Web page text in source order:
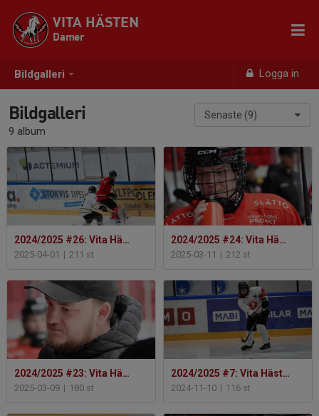
Bildgalleri Logga in
VITA HÄSTEN
Damer
Senaste (9)
Bildgalleri
9 album
2024/2025 #26: Vita Hästen - SDE HF 2
2025-04-01 | 211 st
2024/2025 #24: Vita Hästen - Tullinge TP HC
2025-03-11 | 212 st
2024/2025 #23: Vita Hästen - IFK Mariehamn
2025-03-09 | 180 st
2024/2025 #7: Vita Hästen - Järna SK
2024-11-10 | 116 st